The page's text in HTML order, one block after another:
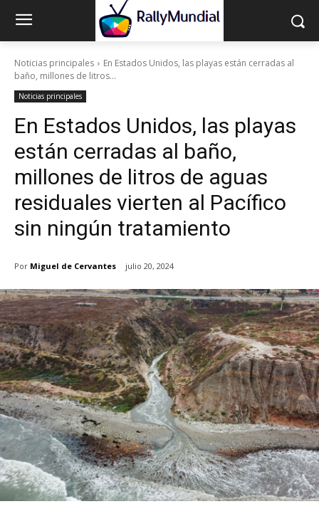
Noticias principales
En Estados Unidos, las playas están cerradas al
baño, millones de litros...
Noticias principales
En Estados Unidos, las playas
están cerradas al baño,
millones de litros de aguas
residuales vierten al Pacífico
sin ningún tratamiento
Por Miguel de Cervantes julio 20, 2024